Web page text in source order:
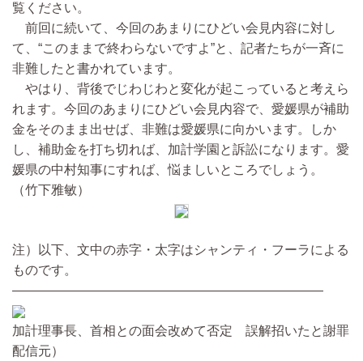
覧ください。
前回に続いて、今回のあまりにひどい会見内容に対し
て、“このままで終わらないですよ”と、記者たちが一斉に
非難したと書かれています。
やはり、背後でじわじわと変化が起こっていると考えら
れます。今回のあまりにひどい会見内容で、愛媛県が補助
金をそのまま出せば、非難は愛媛県に向かいます。しか
し、補助金を打ち切れば、加計学園と訴訟になります。愛
媛県の中村知事にすれば、悩ましいところでしょう。
（竹下雅敏）
注）以下、文中の赤字・太字はシャンティ・フーラによる
ものです。
————————————————————————
加計理事長、首相との面会改めて否定 誤解招いたと謝罪
配信元）